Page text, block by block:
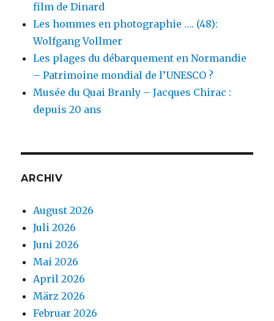
film de Dinard
Les hommes en photographie …. (48):
Wolfgang Vollmer
Les plages du débarquement en Normandie
– Patrimoine mondial de l’UNESCO ?
Musée du Quai Branly – Jacques Chirac :
depuis 20 ans
ARCHIV
August 2026
Juli 2026
Juni 2026
Mai 2026
April 2026
März 2026
Februar 2026